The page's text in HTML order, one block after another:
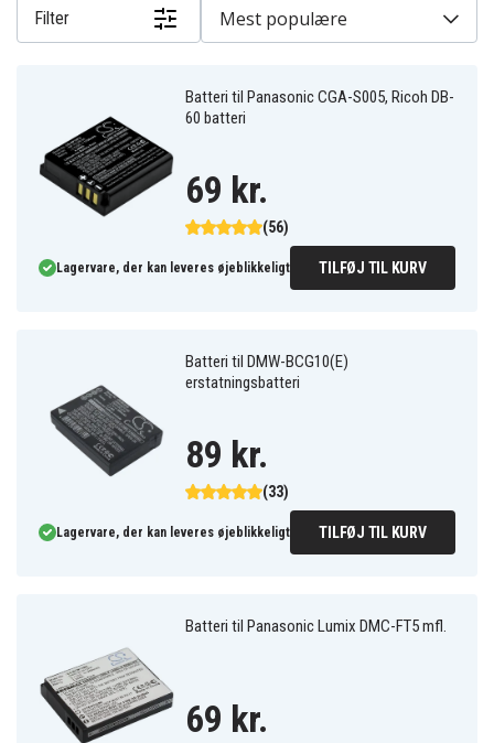
monteres i kameraets batterirum og oplades i en
separat oplader eller via kameraet/USB.
Filter Mest populære
Batteri til Panasonic CGA-S005, Ricoh DB-
60 batteri
(56)
69 kr.
Lagervare, der kan leveres øjeblikkeligt TILFØJ TIL KURV
Batteri til DMW-BCG10(E)
erstatningsbatteri
(33)
89 kr.
Lagervare, der kan leveres øjeblikkeligt TILFØJ TIL KURV
Batteri til Panasonic Lumix DMC-FT5 mfl.
69 kr.